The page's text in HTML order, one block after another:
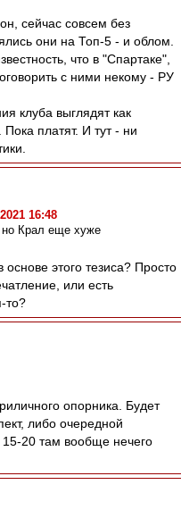
сейчас совсем без
они на Топ-5 - и облом.
что в "Спартаке",
с ними некому - РУ
клуба выглядят как
платят. И тут - ни
16:48
Крал еще хуже
этого тезиса? Просто
или есть
то?
опорника. Будет
либо очередной
20 там вообще нечего